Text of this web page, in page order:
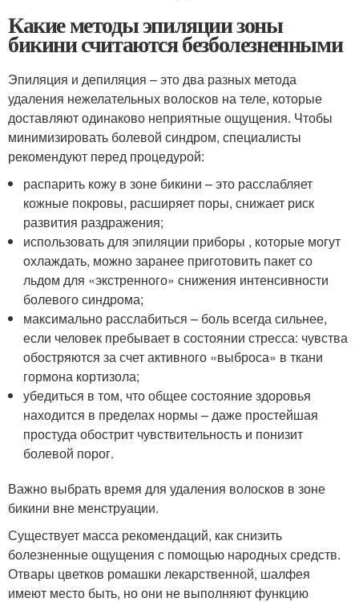
Какие методы эпиляции зоны
бикини считаются безболезненными
Эпиляция и депиляция – это два разных метода
удаления нежелательных волосков на теле, которые
доставляют одинаково неприятные ощущения. Чтобы
минимизировать болевой синдром, специалисты
рекомендуют перед процедурой:
распарить кожу в зоне бикини – это расслабляет
кожные покровы, расширяет поры, снижает риск
развития раздражения;
использовать для эпиляции приборы , которые могут
охлаждать, можно заранее приготовить пакет со
льдом для «экстренного» снижения интенсивности
болевого синдрома;
максимально расслабиться – боль всегда сильнее,
если человек пребывает в состоянии стресса: чувства
обостряются за счет активного «выброса» в ткани
гормона кортизола;
убедиться в том, что общее состояние здоровья
находится в пределах нормы – даже простейшая
простуда обострит чувствительность и понизит
болевой порог.
Важно выбрать время для удаления волосков в зоне
бикини вне менструации.
Существует масса рекомендаций, как снизить
болезненные ощущения с помощью народных средств.
Отвары цветков ромашки лекарственной, шалфея
имеют место быть, но они не выполняют функцию